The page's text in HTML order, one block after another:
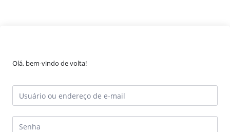
Olá, bem-vindo de volta!